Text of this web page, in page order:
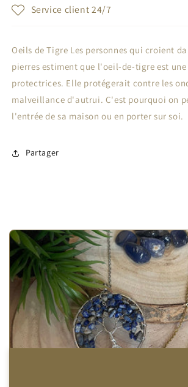
Service client 24/7
Oeils de Tigre Les personnes qui croient
pierres estiment que l'oeil-de-tigre est
protectrices. Elle protégerait contre les
malveillance d'autrui. C'est pourquoi on
l'entrée de sa maison ou en porter sur soi.
Partager